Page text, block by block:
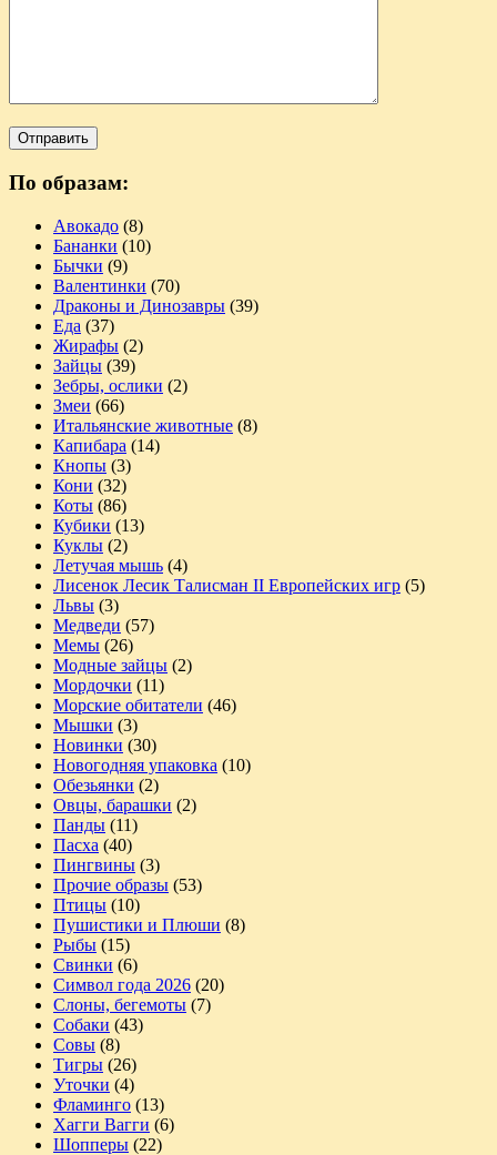
По образам:
Авокадо (8)
Бананки (10)
Бычки (9)
Валентинки (70)
Драконы и Динозавры (39)
Еда (37)
Жирафы (2)
Зайцы (39)
Зебры, ослики (2)
Змеи (66)
Итальянские животные (8)
Капибара (14)
Кнопы (3)
Кони (32)
Коты (86)
Кубики (13)
Куклы (2)
Летучая мышь (4)
Лисенок Лесик Талисман II Европейских игр (5)
Львы (3)
Медведи (57)
Мемы (26)
Модные зайцы (2)
Мордочки (11)
Морские обитатели (46)
Мышки (3)
Новинки (30)
Новогодняя упаковка (10)
Обезьянки (2)
Овцы, барашки (2)
Панды (11)
Пасха (40)
Пингвины (3)
Прочие образы (53)
Птицы (10)
Пушистики и Плюши (8)
Рыбы (15)
Свинки (6)
Символ года 2026 (20)
Слоны, бегемоты (7)
Собаки (43)
Совы (8)
Тигры (26)
Уточки (4)
Фламинго (13)
Хагги Вагги (6)
Шопперы (22)